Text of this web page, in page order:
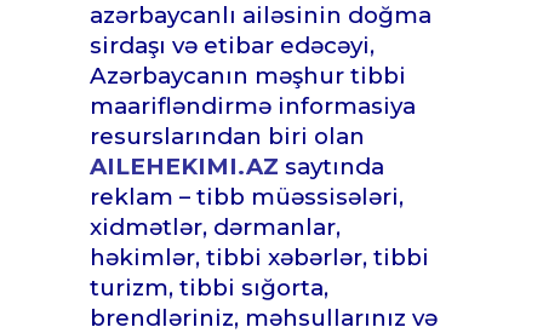
azərbaycanlı ailəsinin doğma
sirdaşı və etibar edəcəyi,
Azərbaycanın məşhur tibbi
maarifləndirmə informasiya
resurslarından biri olan
AILEHEKIMI.AZ saytında
reklam – tibb müəssisələri,
xidmətlər, dərmanlar,
həkimlər, tibbi xəbərlər, tibbi
turizm, tibbi sığorta,
brendləriniz, məhsullarınız və